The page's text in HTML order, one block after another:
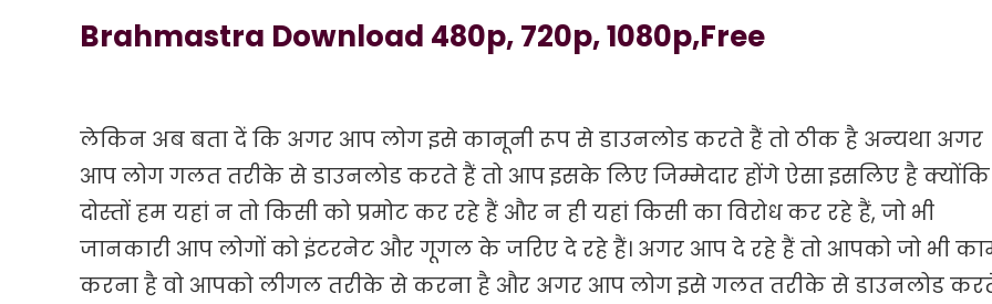
Brahmastra Download 480p, 720p, 1080p,Free
लेकिन अब बता दें कि अगर आप लोग इसे कानूनी रूप से डाउनलोड करते हैं तो ठीक है अन्यथा अगर
आप लोग गलत तरीके से डाउनलोड करते हैं तो आप इसके लिए जिम्मेदार होंगे ऐसा इसलिए है क्योंकि
दोस्तों हम यहां न तो किसी को प्रमोट कर रहे हैं और न ही यहां किसी का विरोध कर रहे हैं, जो भी
जानकारी आप लोगों को इंटरनेट और गूगल के जरिए दे रहे हैं। अगर आप दे रहे हैं तो आपको जो भी
करना है वो आपको लीगल तरीके से करना है और अगर आप लोग इसे गलत तरीके से डाउनलोड